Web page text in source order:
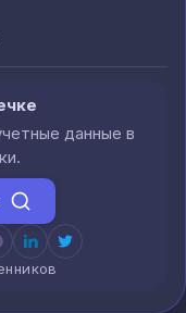
данные в